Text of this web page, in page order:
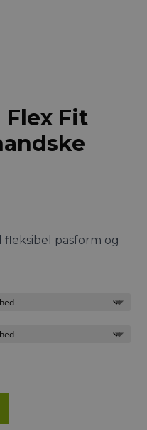
Flex Fit
pasform og